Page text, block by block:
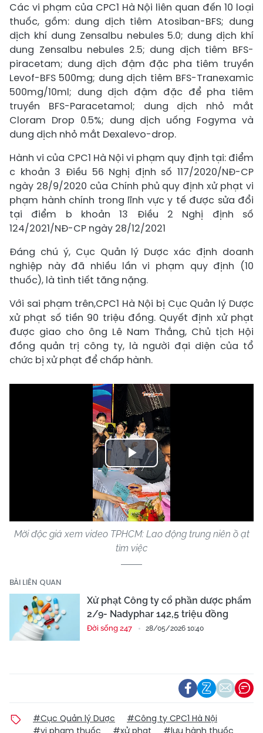
Các vi phạm của CPC1 Hà Nội liên quan đến 10 loại
thuốc, gồm: dung dịch tiêm Atosiban-BFS; dung
dịch khí dung Zensalbu nebules 5.0; dung dịch khí
dung Zensalbu nebules 2.5; dung dịch tiêm BFS-
piracetam; dung dịch đậm đặc pha tiêm truyền
Levof-BFS 500mg; dung dịch tiêm BFS-Tranexamic
500mg/10ml; dung dịch đậm đặc để pha tiêm
truyền BFS-Paracetamol; dung dịch nhỏ mắt
Cloram Drop 0.5%; dung dịch uống Fogyma và
dung dịch nhỏ mắt Dexalevo-drop.
Hành vi của CPC1 Hà Nội vi phạm quy định tại: điểm
c khoản 3 Điều 56 Nghị định số 117/2020/NĐ-CP
ngày 28/9/2020 của Chính phủ quy định xử phạt vi
phạm hành chính trong lĩnh vực y tế được sửa đổi
tại điểm b khoản 13 Điều 2 Nghị định số
124/2021/NĐ-CP ngày 28/12/2021
Đáng chú ý, Cục Quản lý Dược xác định doanh
nghiệp này đã nhiều lần vi phạm quy định (10
thuốc), là tình tiết tăng nặng.
Với sai phạm trên,CPC1 Hà Nội bị Cục Quản lý Dược
xử phạt số tiền 90 triệu đồng. Quyết định xử phạt
được giao cho ông Lê Nam Thắng, Chủ tịch Hội
đồng quản trị công ty, là người đại diện của tổ
chức bị xử phạt để chấp hành.
Play
Video
Mời độc giả xem video TPHCM: Lao động trung niên ồ ạt
tìm việc
BÀI LIÊN QUAN
Xử phạt Công ty cổ phần dược phẩm
2/9- Nadyphar 142,5 triệu đồng
Đời sống 247 28/05/2026 10:40
#Cục Quản lý Dược
#Công ty CPC1 Hà Nội